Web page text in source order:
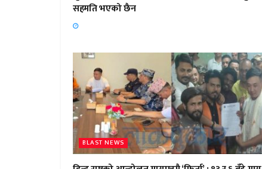
सहमति भएको छैन
BLAST NEWS